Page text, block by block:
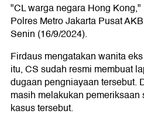
"CL warga negara Hong
Polres Metro Jakarta Pusat
Senin (16/9/2024).
Firdaus mengatakan wanita
itu, CS sudah resmi membuat
dugaan pengniayaan tersebut.
masih melakukan
kasus tersebut.